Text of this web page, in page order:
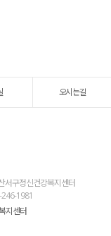
오시는길
서구정신건강복지센터
1981
지센터